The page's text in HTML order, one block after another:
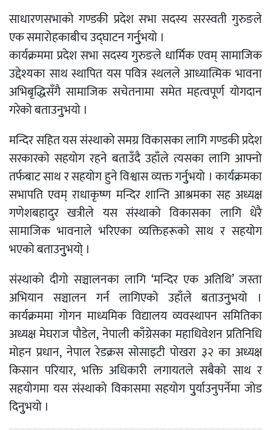
साधारणसभाको गण्डकी प्रदेश सभा सदस्य सरस्वती गुरुङले
एक समारोहकाबीच उद्घाटन गर्नुुभयो ।
कार्यक्रममा प्रदेश सभा सदस्य गुरुङले धार्मिक एवम् सामाजिक
उद्देश्यका साथ स्थापित यस पवित्र स्थलले आध्यात्मिक भावना
अभिबृद्धिसँगै सामाजिक सचेतनामा समेत महत्वपूर्ण योगदान
गरेको बताउनुुभयो ।
मन्दिर सहित यस संस्थाको समग्र विकासका लागि गण्डकी प्रदेश
सरकारको सहयोग रहने बताउँदै उहाँले त्यसका लागि आफ्नो
तर्फबाट साथ र सहयोग हुने विश्वास व्यक्त गर्नुुभयो । कार्यक्रमका
सभापति एवम् राधाकृष्ण मन्दिर शान्ति आश्रमका सह अध्यक्ष
गणेशबहादुर खत्रीले यस संस्थाको विकासका लागि धेरै
सामाजिक भावनाले भरिएका व्यक्तिहरूको साथ र सहयोग
भएको बताउनुुभयो् ।
संस्थाको दीगो सञ्चालनका लागि ‘मन्दिर एक अतिथि’ जस्ता
अभियान सञ्चालन गर्न लागिएको उहाँले बताउनुुभयो ।
कार्यक्रममा गोगन माध्यमिक विद्यालय व्यवस्थापन समितिका
अध्यक्ष मेघराज पौडेल, नेपाली काँग्रेसका महाधिवेशन प्रतिनिधि
मोहन प्रधान, नेपाल रेडक्रस सोसाइटी पोखरा ३२ का अध्यक्ष
किसान परियार, भक्ति अधिकारी लगायतले सबैको साथ र
सहयोगमा यस संस्थाको विकासमा सहयोग पुुर्याउनुपर्नेमा जोड
दिनुुभयो ।